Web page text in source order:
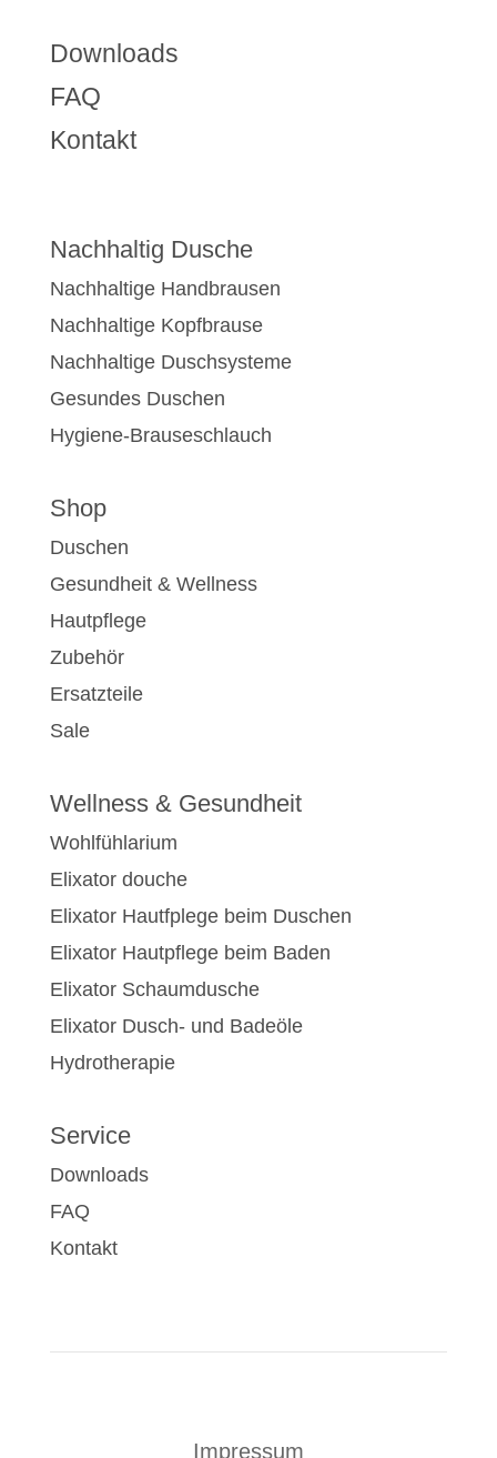
Downloads
FAQ
Kontakt
Nachhaltig Dusche
Nachhaltige Handbrausen
Nachhaltige Kopfbrause
Nachhaltige Duschsysteme
Gesundes Duschen
Hygiene-Brauseschlauch
Shop
Duschen
Gesundheit & Wellness
Hautpflege
Zubehör
Ersatzteile
Sale
Wellness & Gesundheit
Wohlfühlarium
Elixator douche
Elixator Hautfplege beim Duschen
Elixator Hautpflege beim Baden
Elixator Schaumdusche
Elixator Dusch- und Badeöle
Hydrotherapie
Service
Downloads
FAQ
Kontakt
Impressum